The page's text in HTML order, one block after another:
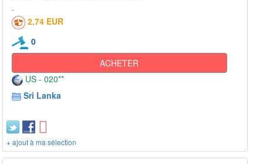
2,74 EUR
0
ACHETER
US - 020**
Sri Lanka
+ ajout à ma sélection